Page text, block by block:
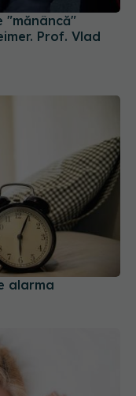
Prof. Vlad
alarma